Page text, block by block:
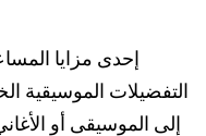
إحدى مزايا
التفضيلات الموسيقية
إلى الموسيقى أو